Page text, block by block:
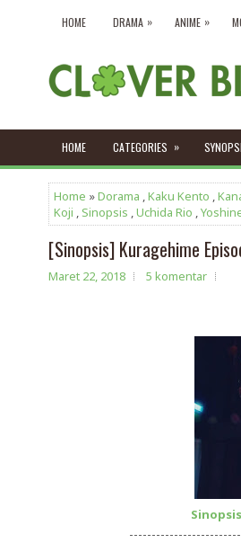
HOME DRAMA » ANIME »
HOME CATEGORIES »
Home »Dorama ,Kaku Kento ,
Koji , Sinopsis ,Uchida Rio ,
[Sinopsis] Kuragehime
Maret 22, 2018 5 komentar